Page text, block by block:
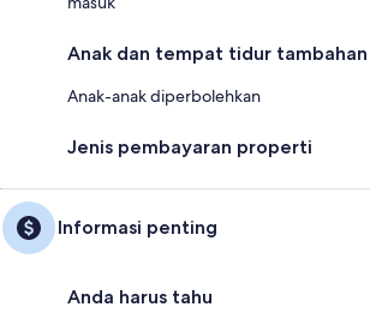
Anak dan tempat tidur tambahan
Anak-anak diperbolehkan
Jenis pembayaran properti
Informasi penting
Anda harus tahu